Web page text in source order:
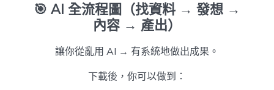
🎯 AI 全流程圖（找資料 → 發想 →
內容 → 產出）
讓你從亂用 AI → 有系統地做出成果。
下載後，你可以做到：